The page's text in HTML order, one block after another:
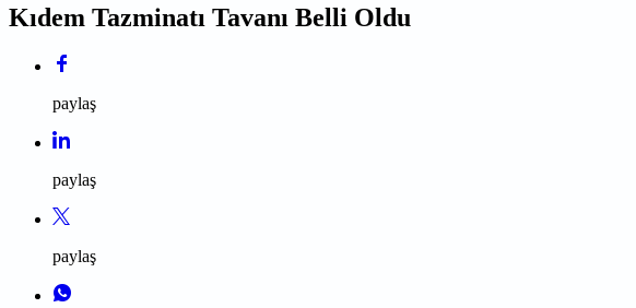
Kıdem Tazminatı Tavanı Belli Oldu
paylaş
paylaş
paylaş